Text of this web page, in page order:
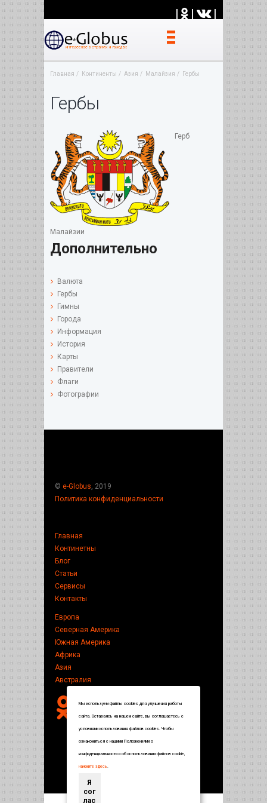
| | |
Главная Континенты Азия Малайзия Гербы
Гербы
Герб
Малайзии
Дополнительно
Валюта
Гербы
Гимны
Города
Информация
История
Карты
Правители
Флаги
Фотографии
© e-Globus , 2019
Политика конфиденциальности
Главная
Континетны
Блог
Статьи
Сервисы
Контакты
Европа
Северная Америка
Южная Америка
Африка
Азия
Австралия
Мы используем файлы cookies для улучшения работы
сайта. Оставаясь на нашем сайте, вы соглашаетесь с
условиями использования файлов cookies. Чтобы
ознакомиться с нашими Положениями о
конфиденциальности и об использовании файлов cookie,
нажмите здесь.
Я
сог
лас